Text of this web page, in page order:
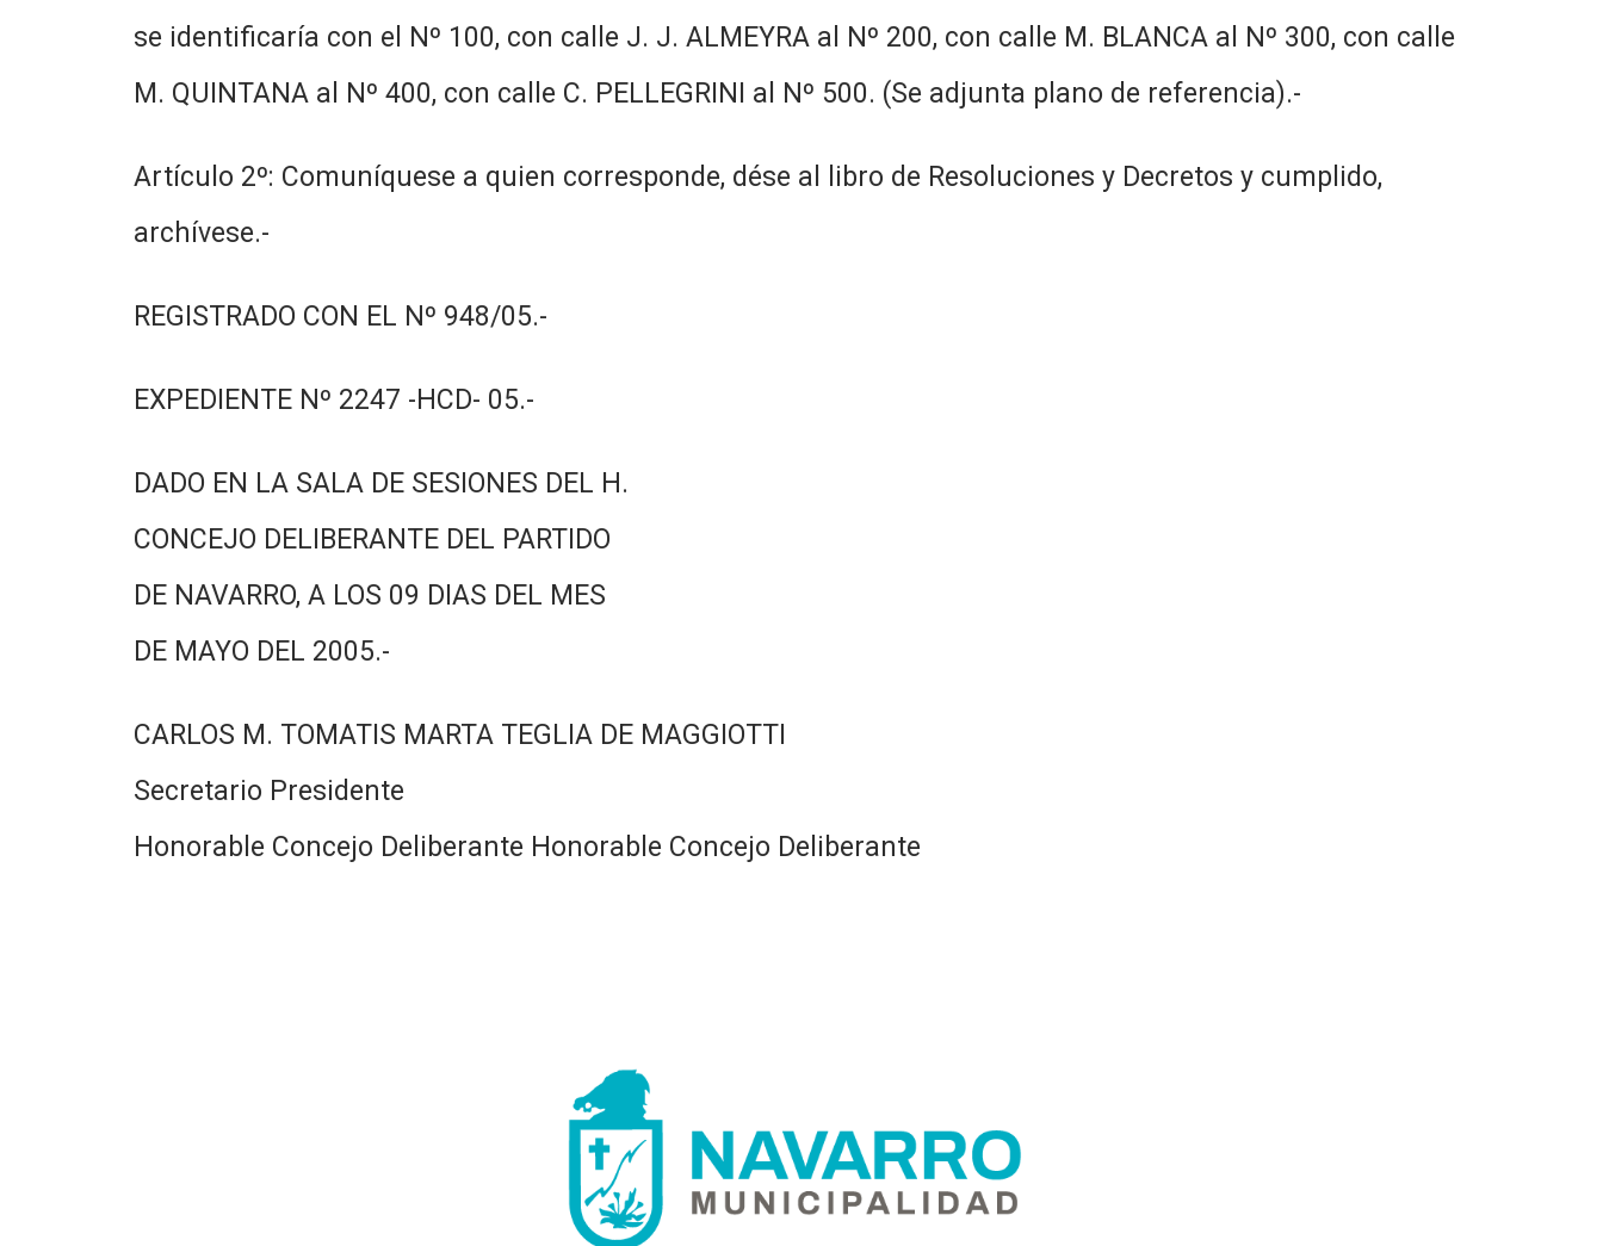
se identificaría con el Nº 100, con calle J. J. ALMEYRA al Nº 200, con calle M. BLANCA al Nº 300, con calle
M. QUINTANA al Nº 400, con calle C. PELLEGRINI al Nº 500. (Se adjunta plano de referencia).-
Artículo 2º: Comuníquese a quien corresponde, dése al libro de Resoluciones y Decretos y cumplido,
archívese.-
REGISTRADO CON EL Nº 948/05.-
EXPEDIENTE Nº 2247 -HCD- 05.-
DADO EN LA SALA DE SESIONES DEL H.
CONCEJO DELIBERANTE DEL PARTIDO
DE NAVARRO, A LOS 09 DIAS DEL MES
DE MAYO DEL 2005.-
CARLOS M. TOMATIS MARTA TEGLIA DE MAGGIOTTI
Secretario Presidente
Honorable Concejo Deliberante Honorable Concejo Deliberante